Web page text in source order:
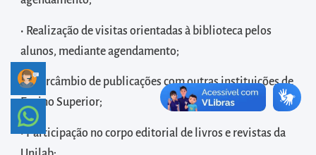
diretamente
as
informações
postas
no
rodapé
• Realização de visitas orientadas à biblioteca pelos
alunos, mediante agendamento;
• Intercâmbio de publicações com outras instituições de
Ensino Superior;
• Participação no corpo editorial de livros e revistas da